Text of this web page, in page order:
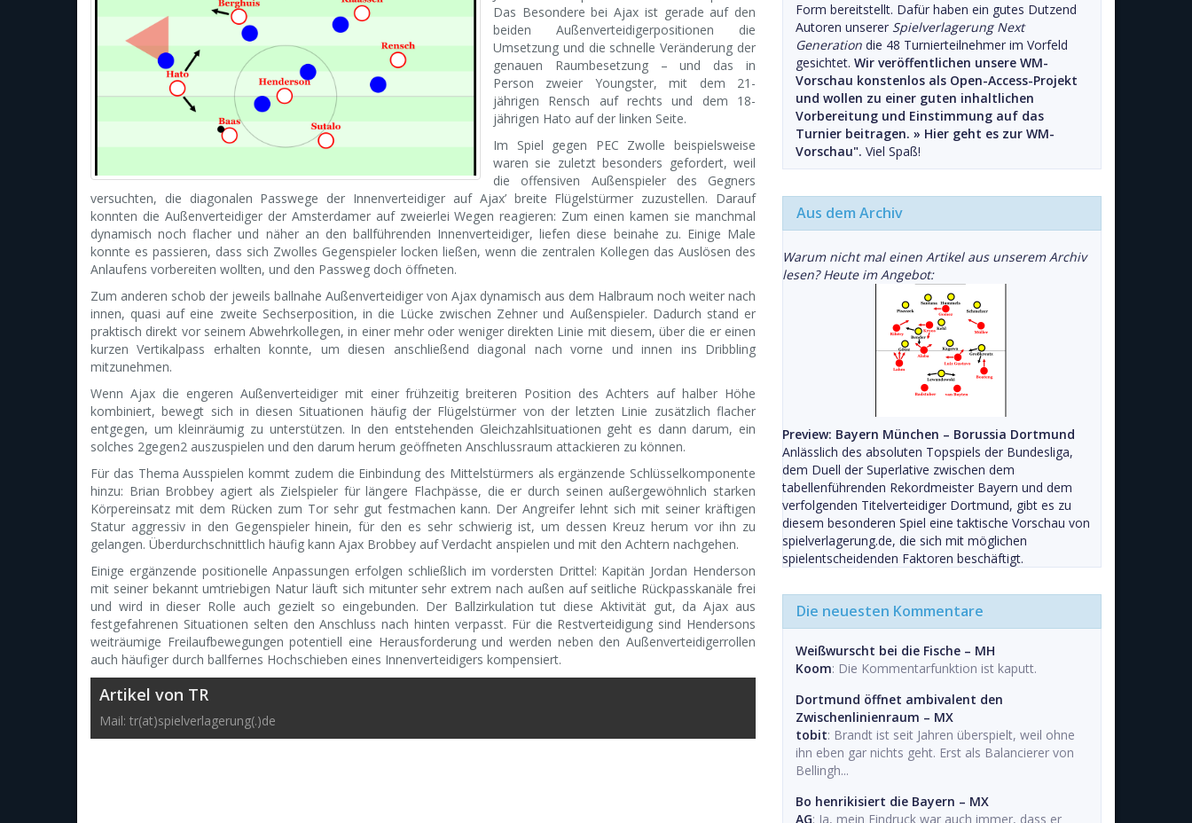
Das Besondere bei Ajax ist gerade auf den
beiden Außenverteidigerpositionen die
Umsetzung und die schnelle Veränderung der
genauen Raumbesetzung – und das in
Person zweier Youngster, mit dem 21-
jährigen Rensch auf rechts und dem 18-
jährigen Hato auf der linken Seite.
Im Spiel gegen PEC Zwolle beispielsweise
waren sie zuletzt besonders gefordert, weil
die offensiven Außenspieler des Gegners
versuchten, die diagonalen Passwege der Innenverteidiger auf Ajax’ breite Flügelstürmer zuzustellen. Darauf
konnten die Außenverteidiger der Amsterdamer auf zweierlei Wegen reagieren: Zum einen kamen sie manchmal
dynamisch noch flacher und näher an den ballführenden Innenverteidiger, liefen diese beinahe zu. Einige Male
konnte es passieren, dass sich Zwolles Gegenspieler locken ließen, wenn die zentralen Kollegen das Auslösen des
Anlaufens vorbereiten wollten, und den Passweg doch öffneten.
Zum anderen schob der jeweils ballnahe Außenverteidiger von Ajax dynamisch aus dem Halbraum noch weiter nach
innen, quasi auf eine zweite Sechserposition, in die Lücke zwischen Zehner und Außenspieler. Dadurch stand er
praktisch direkt vor seinem Abwehrkollegen, in einer mehr oder weniger direkten Linie mit diesem, über die er einen
kurzen Vertikalpass erhalten konnte, um diesen anschließend diagonal nach vorne und innen ins Dribbling
mitzunehmen.
Wenn Ajax die engeren Außenverteidiger mit einer frühzeitig breiteren Position des Achters auf halber Höhe
kombiniert, bewegt sich in diesen Situationen häufig der Flügelstürmer von der letzten Linie zusätzlich flacher
entgegen, um kleinräumig zu unterstützen. In den entstehenden Gleichzahlsituationen geht es dann darum, ein
solches 2gegen2 auszuspielen und den darum herum geöffneten Anschlussraum attackieren zu können.
Für das Thema Ausspielen kommt zudem die Einbindung des Mittelstürmers als ergänzende Schlüsselkomponente
hinzu: Brian Brobbey agiert als Zielspieler für längere Flachpässe, die er durch seinen außergewöhnlich starken
Körpereinsatz mit dem Rücken zum Tor sehr gut festmachen kann. Der Angreifer lehnt sich mit seiner kräftigen
Statur aggressiv in den Gegenspieler hinein, für den es sehr schwierig ist, um dessen Kreuz herum vor ihn zu
gelangen. Überdurchschnittlich häufig kann Ajax Brobbey auf Verdacht anspielen und mit den Achtern nachgehen.
Einige ergänzende positionelle Anpassungen erfolgen schließlich im vordersten Drittel: Kapitän Jordan Henderson
mit seiner bekannt umtriebigen Natur läuft sich mitunter sehr extrem nach außen auf seitliche Rückpasskanäle frei
und wird in dieser Rolle auch gezielt so eingebunden. Der Ballzirkulation tut diese Aktivität gut, da Ajax aus
festgefahrenen Situationen selten den Anschluss nach hinten verpasst. Für die Restverteidigung sind Hendersons
weiträumige Freilaufbewegungen potentiell eine Herausforderung und werden neben den Außenverteidigerrollen
auch häufiger durch ballfernes Hochschieben eines Innenverteidigers kompensiert.
Artikel von TR
Mail: tr(at)spielverlagerung(.)de
Form bereitstellt. Dafür haben ein gutes Dutzend
Autoren unserer Spielverlagerung Next
Generation die 48 Turnierteilnehmer im Vorfeld
gesichtet. Wir veröffentlichen unsere WM-
Vorschau konstenlos als Open-Access-Projekt
und wollen zu einer guten inhaltlichen
Vorbereitung und Einstimmung auf das
Turnier beitragen. » Hier geht es zur WM-
Vorschau". Viel Spaß!
Aus dem Archiv
Warum nicht mal einen Artikel aus unserem Archiv
lesen? Heute im Angebot:
Preview: Bayern München – Borussia Dortmund
Anlässlich des absoluten Topspiels der Bundesliga,
dem Duell der Superlative zwischen dem
tabellenführenden Rekordmeister Bayern und dem
verfolgenden Titelverteidiger Dortmund, gibt es zu
diesem besonderen Spiel eine taktische Vorschau von
spielverlagerung.de, die sich mit möglichen
spielentscheidenden Faktoren beschäftigt.
Die neuesten Kommentare
Weißwurscht bei die Fische – MH
Koom: Die Kommentarfunktion ist kaputt.
Dortmund öffnet ambivalent den
Zwischenlinienraum – MX
tobit: Brandt ist seit Jahren überspielt, weil ohne
ihn eben gar nichts geht. Erst als Balancierer von
Bellingh...
Bo henrikisiert die Bayern – MX
AG: Ja, mein Eindruck war auch immer, dass er